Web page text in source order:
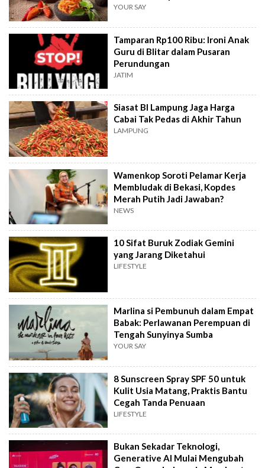
YOUR SAY
Tamparan Rp100 Ribu: Ironi Anak
Guru di Blitar dalam Pusaran
Perundungan
JATIM
Siasat BI Lampung Jaga Harga
Cabai Tak Pedas di Akhir Tahun
LAMPUNG
Wamenkop Soroti Pelamar Kerja
Membludak di Bekasi, Kopdes
Merah Putih Jadi Jawaban?
NEWS
10 Sifat Buruk Zodiak Gemini
yang Jarang Diketahui
LIFESTYLE
Marlina si Pembunuh dalam Empat
Babak: Perlawanan Perempuan di
Tengah Sunyinya Sumba
YOUR SAY
8 Sunscreen Spray SPF 50 untuk
Kulit Usia Matang, Praktis Bantu
Cegah Tanda Penuaan
LIFESTYLE
Bukan Sekadar Teknologi,
Generative AI Mulai Mengubah